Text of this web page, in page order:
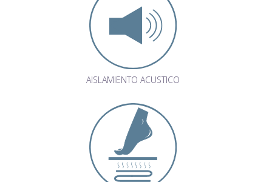
AISLAMIENTO ACUSTICO